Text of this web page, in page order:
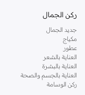
ركن الجمال
جديد الجمال
مكياج
عطور
العناية بالشعر
العناية بالبشرة
العناية بالجسم والصحة
ركن الوسامة